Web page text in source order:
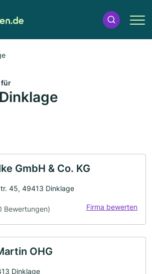
für
GmbH & Co. KG
45, 49413 Dinklage
Bewertungen) Firma bewerten
OHG
Dinklage